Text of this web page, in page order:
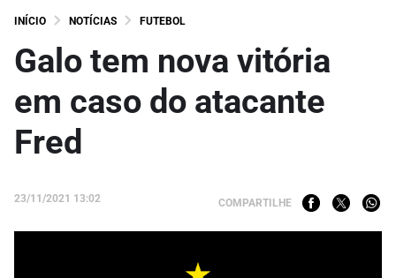
INÍCIO NOTÍCIAS FUTEBOL
Galo tem nova vitória
em caso do atacante
Fred
23/11/2021 13:02 COMPARTILHE